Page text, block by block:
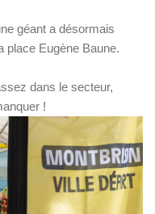
géant a désormais
place Eugène Baune.
dans le secteur,
!